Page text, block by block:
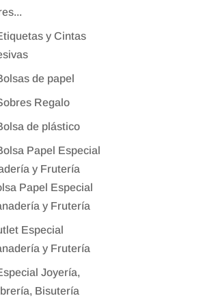
y Cintas
de papel
Regalo
de plástico
Papel Especial
y Frutería
Papel Especial
y Frutería
Especial
y Frutería
Joyería,
Bisutería